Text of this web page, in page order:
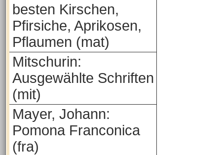
besten Kirschen,
Pfirsiche, Aprikosen,
Pflaumen (mat)
Mitschurin:
Ausgewählte Schriften
(mit)
Mayer, Johann:
Pomona Franconica
(fra)